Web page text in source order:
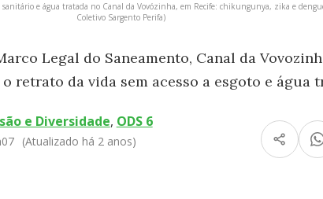
sanitário e água tratada no Canal da Vovózinha, em Recife: chikungunya, zika e
Coletivo Sargento Perifa)
Legal do Saneamento, Canal da
retrato da vida sem acesso a esgoto e água
e Diversidade, ODS 6
(Atualizado há 2 anos)